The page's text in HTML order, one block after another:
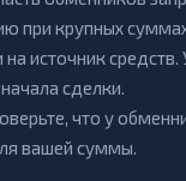
при крупных
источник средств.
сделки.
что у
вашей суммы.